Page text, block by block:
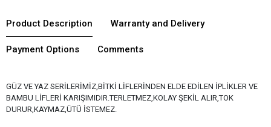
Product Description Warranty and Delivery
Payment Options Comments
GÜZ VE YAZ SERİLERİMİZ,BİTKİ LİFLERİNDEN ELDE EDİLEN İPLİKLER VE
BAMBU LİFLERİ KARIŞIMIDIR.TERLETMEZ,KOLAY ŞEKİL ALIR,TOK
DURUR,KAYMAZ,ÜTÜ İSTEMEZ.